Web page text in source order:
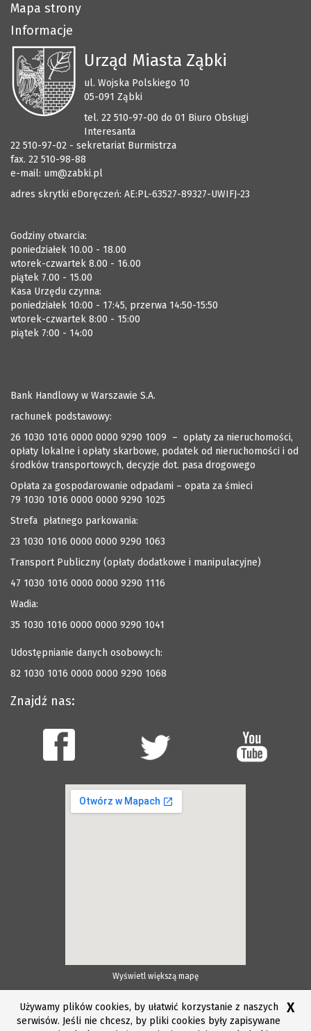
Mapa strony
Informacje
Urząd Miasta Ząbki
ul. Wojska Polskiego 10
05-091 Ząbki
tel. 22 510-97-00 do 01 Biuro Obsługi
Interesanta
22 510-97-02 - sekretariat Burmistrza
fax. 22 510-98-88
e-mail: um@zabki.pl
adres skrytki eDoręczeń: AE:PL-63527-89327-UWIFJ-23
Godziny otwarcia:
poniedziałek 10.00 - 18.00
wtorek-czwartek 8.00 - 16.00
piątek 7.00 - 15.00
Kasa Urzędu czynna:
poniedziałek 10:00 - 17:45, przerwa 14:50-15:50
wtorek-czwartek 8:00 - 15:00
piątek 7:00 - 14:00
Bank Handlowy w Warszawie S.A.
rachunek podstawowy:
26 1030 1016 0000 0000 9290 1009 – opłaty za nieruchomości,
opłaty lokalne i opłaty skarbowe, podatek od nieruchomości i od
środków transportowych, decyzje dot. pasa drogowego
Opłata za gospodarowanie odpadami – opata za śmieci
79 1030 1016 0000 0000 9290 1025
Strefa płatnego parkowania:
23 1030 1016 0000 0000 9290 1063
Transport Publiczny (opłaty dodatkowe i manipulacyjne)
47 1030 1016 0000 0000 9290 1116
Wadia:
35 1030 1016 0000 0000 9290 1041
Udostępnianie danych osobowych:
82 1030 1016 0000 0000 9290 1068
Znajdź nas:
Wyświetl większą mapę
Projekt i wykonanie ESC S.A. Aplikacje i Strony internetowe
Używamy plików cookies, by ułatwić korzystanie z naszych
serwisów. Jeśli nie chcesz, by pliki cookies były zapisywane
X